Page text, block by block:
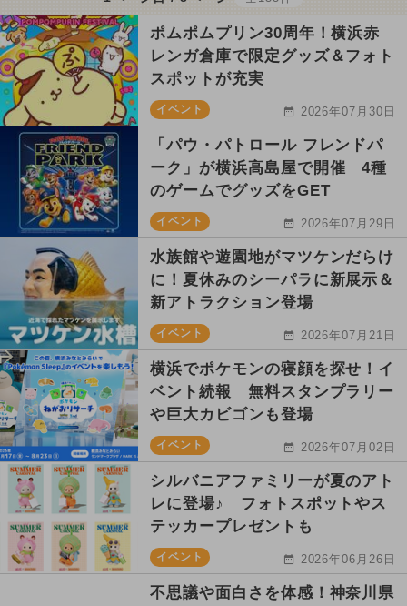
ポムポムプリン30周年！横浜赤
レンガ倉庫で限定グッズ＆フォト
スポットが充実
イベント 2026年07月30日
「パウ・パトロール フレンドパ
ーク」が横浜高島屋で開催 4種
のゲームでグッズをGET
イベント 2026年07月29日
水族館や遊園地がマツケンだらけ
に！夏休みのシーパラに新展示＆
新アトラクション登場
イベント 2026年07月21日
横浜でポケモンの寝顔を探せ！イ
ベント続報 無料スタンプラリー
や巨大カビゴンも登場
イベント 2026年07月02日
シルバニアファミリーが夏のアト
レに登場♪ フォトスポットやス
テッカープレゼントも
イベント 2026年06月26日
不思議や面白さを体感！神奈川県